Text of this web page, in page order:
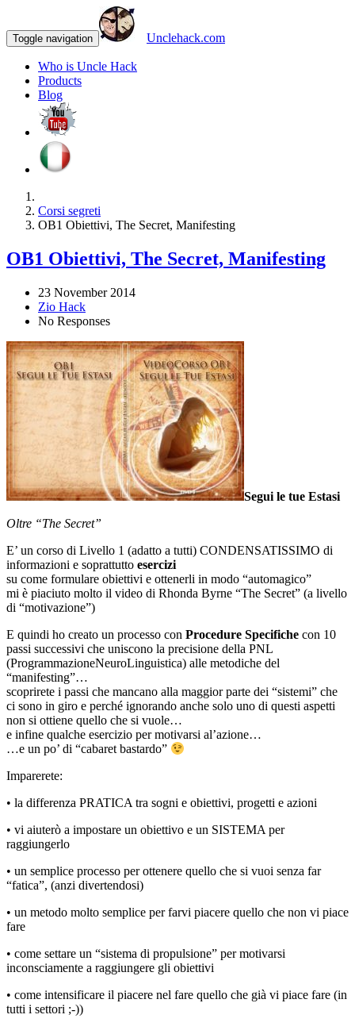
Toggle navigation Unclehack.com
Who is Uncle Hack
Products
Blog
Corsi segreti
OB1 Obiettivi, The Secret, Manifesting
OB1 Obiettivi, The Secret, Manifesting
23 November 2014
Zio Hack
No Responses
Segui le tue Estasi
Oltre “The Secret”
E’ un corso di Livello 1 (adatto a tutti) CONDENSATISSIMO di
informazioni e soprattutto esercizi
su come formulare obiettivi e ottenerli in modo “automagico”
mi è piaciuto molto il video di Rhonda Byrne “The Secret” (a livello
di “motivazione”)
E quindi ho creato un processo con Procedure Specifiche con 10
passi successivi che uniscono la precisione della PNL
(ProgrammazioneNeuroLinguistica) alle metodiche del
“manifesting”…
scoprirete i passi che mancano alla maggior parte dei “sistemi” che
ci sono in giro e perché ignorando anche solo uno di questi aspetti
non si ottiene quello che si vuole…
e infine qualche esercizio per motivarsi al’azione…
…e un po’ di “cabaret bastardo”
Imparerete:
• la differenza PRATICA tra sogni e obiettivi, progetti e azioni
• vi aiuterò a impostare un obiettivo e un SISTEMA per
raggiungerlo
• un semplice processo per ottenere quello che si vuoi senza far
“fatica”, (anzi divertendosi)
• un metodo molto semplice per farvi piacere quello che non vi piace
fare
• come settare un “sistema di propulsione” per motivarsi
inconsciamente a raggiungere gli obiettivi
• come intensificare il piacere nel fare quello che già vi piace fare (in
tutti i settori ;-))